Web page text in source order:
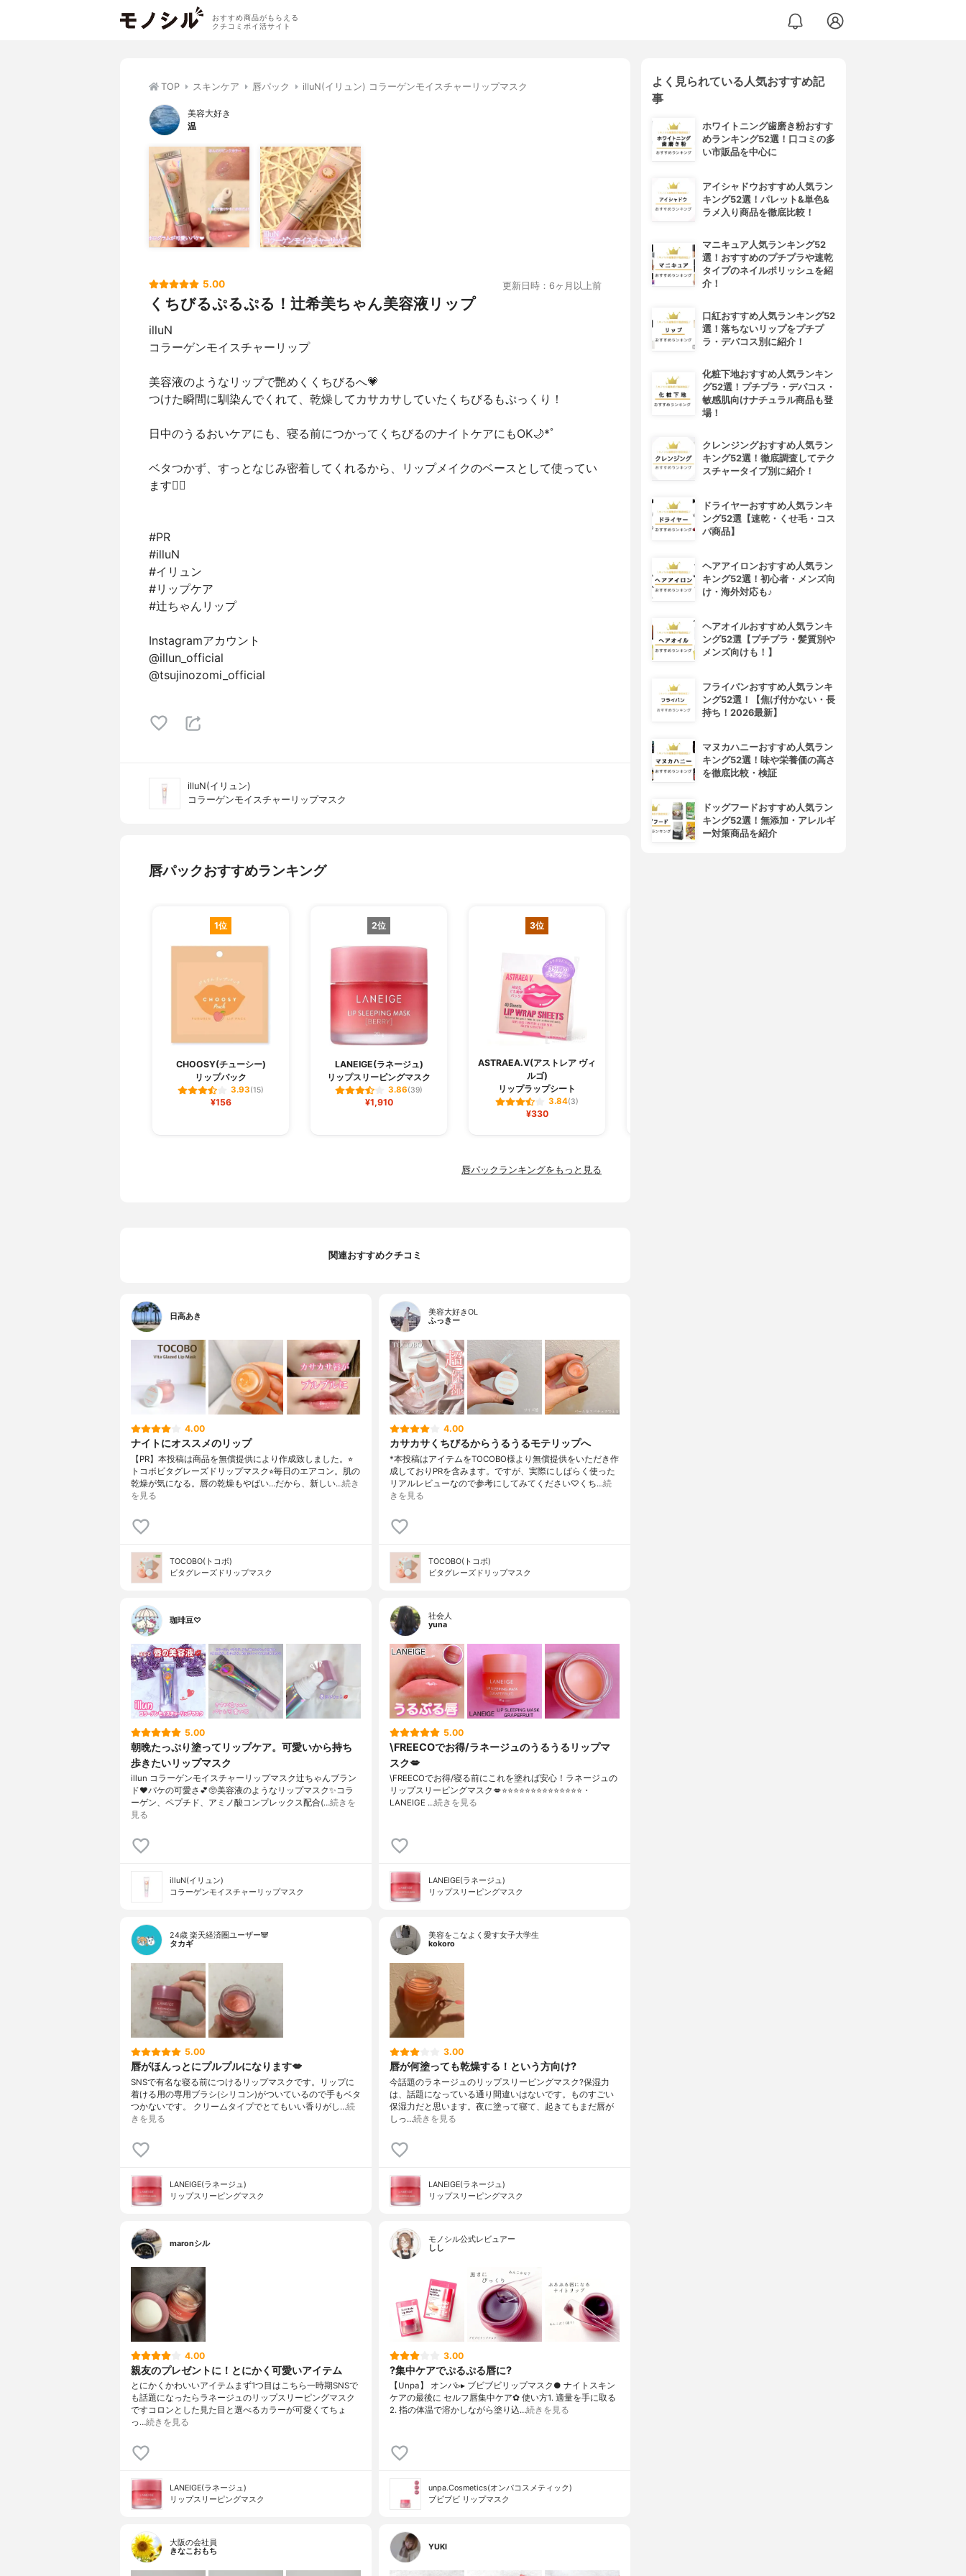
おすすめ商品がもらえる
クチコミポイ活サイト
TOP スキンケア 唇パック illuN(イリュン) コラーゲンモイスチャーリップマスク
美容大好き
温
5.00 更新日時：6ヶ月以上前
くちびるぷるぷる！辻希美ちゃん美容液リップ
illuN
コラーゲンモイスチャーリップ
美容液のようなリップで艷めくくちびるへ💗
つけた瞬間に馴染んでくれて、乾燥してカサカサしていたくちびるもぷっくり！
日中のうるおいケアにも、寝る前につかってくちびるのナイトケアにもOK🌙*ﾟ
ベタつかず、すっとなじみ密着してくれるから、リップメイクのベースとして使ってい
ます🙆‍♀️
#PR
#illuN
#イリュン
#リップケア
#辻ちゃんリップ
Instagramアカウント
@illun_official
@tsujinozomi_official
illuN(イリュン)
コラーゲンモイスチャーリップマスク
唇パックおすすめランキング
1位
CHOOSY(チューシー)
リップパック
3.93(15)
¥156
2位
LANEIGE(ラネージュ)
リップスリーピングマスク
3.86(39)
¥1,910
3位
ASTRAEA.V(アストレア ヴィ
ルゴ)
リップラップシート
3.84(3)
¥330
唇パックランキングをもっと見る
関連おすすめクチコミ
日高あき
4.00
ナイトにオススメのリップ
【PR】本投稿は商品を無償提供により作成致しました。⭐︎
トコボビタグレーズドリップマスク⭐︎毎日のエアコン。肌の
乾燥が気になる。唇の乾燥もやばい…だから、新しい…続き
を見る
TOCOBO(トコボ)
ビタグレーズドリップマスク
美容大好きOL
ふっきー
4.00
カサカサくちびるからうるうるモテリップへ
*本投稿はアイテムをTOCOBO様より無償提供をいただき作
成しておりPRを含みます。ですが、実際にしばらく使った
リアルレビューなので参考にしてみてください♡くち…続
きを見る
TOCOBO(トコボ)
ビタグレーズドリップマスク
珈琲豆♡
5.00
朝晩たっぷり塗ってリップケア。可愛いから持ち
歩きたいリップマスク
illun コラーゲンモイスチャーリップマスク辻ちゃんブラン
ド❤︎パケの可愛さ💕🥺美容液のようなリップマスク✨コラ
ーゲン、ペプチド、アミノ酸コンプレックス配合(…続きを
見る
illuN(イリュン)
コラーゲンモイスチャーリップマスク
社会人
yuna
5.00
\FREECOでお得/ラネージュのうるうるリップマ
スク💋
\FREECOでお得/寝る前にこれを塗れば安心！ラネージュの
リップスリーピングマスク💋⭐️⭐️⭐️⭐️⭐️⭐️⭐️⭐️⭐️⭐️⭐️⭐️⭐️⭐️・
LANEIGE …続きを見る
LANEIGE(ラネージュ)
リップスリーピングマスク
24歳 楽天経済圏ユーザー🐼
タカギ
5.00
唇がほんっとにプルプルになります💋
SNSで有名な寝る前につけるリップマスクです。リップに
着ける用の専用ブラシ(シリコン)がついているので手もベタ
つかないです。 クリームタイプでとてもいい香りがし…続
きを見る
LANEIGE(ラネージュ)
リップスリーピングマスク
美容をこなよく愛す女子大学生
kokoro
3.00
唇が何塗っても乾燥する！という方向け?
今話題のラネージュのリップスリーピングマスク?保湿力
は、話題になっている通り間違いはないです。ものすごい
保湿力だと思います。夜に塗って寝て、起きてもまだ唇が
しっ…続きを見る
LANEIGE(ラネージュ)
リップスリーピングマスク
maronシル
4.00
親友のプレゼントに！とにかく可愛いアイテム
とにかくかわいいアイテムまず1つ目はこちら一時期SNSで
も話題になったらラネージュのリップスリーピングマスク
ですコロンとした見た目と選べるカラーが可愛くてちょ
っ…続きを見る
LANEIGE(ラネージュ)
リップスリーピングマスク
モノシル公式レビュアー
しし
3.00
?集中ケアでぷるぷる唇に?
【Unpa】 オンパ▹▸ ブビブビリップマスク​● ナイトスキン
ケアの最後に セルフ唇集中ケア✿ 使い方1. 適量を手に取る
2. 指の体温で溶かしながら塗り込…続きを見る
unpa.Cosmetics(オンパコスメティック)
ブビブビ リップマスク
大阪の会社員
きなこおもち
YUKI
よく見られている人気おすすめ記
事
ホワイトニング歯磨き粉おすす
めランキング52選！口コミの多
い市販品を中心に
アイシャドウおすすめ人気ラン
キング52選！パレット&単色&
ラメ入り商品を徹底比較！
マニキュア人気ランキング52
選！おすすめのプチプラや速乾
タイプのネイルポリッシュを紹
介！
口紅おすすめ人気ランキング52
選！落ちないリップをプチプ
ラ・デパコス別に紹介！
化粧下地おすすめ人気ランキン
グ52選！プチプラ・デパコス・
敏感肌向けナチュラル商品も登
場！
クレンジングおすすめ人気ラン
キング52選！徹底調査してテク
スチャータイプ別に紹介！
ドライヤーおすすめ人気ランキ
ング52選【速乾・くせ毛・コス
パ商品】
ヘアアイロンおすすめ人気ラン
キング52選！初心者・メンズ向
け・海外対応も♪
ヘアオイルおすすめ人気ランキ
ング52選【プチプラ・髪質別や
メンズ向けも！】
フライパンおすすめ人気ランキ
ング52選！【焦げ付かない・長
持ち！2026最新】
マヌカハニーおすすめ人気ラン
キング52選！味や栄養価の高さ
を徹底比較・検証
ドッグフードおすすめ人気ラン
キング52選！無添加・アレルギ
ー対策商品を紹介